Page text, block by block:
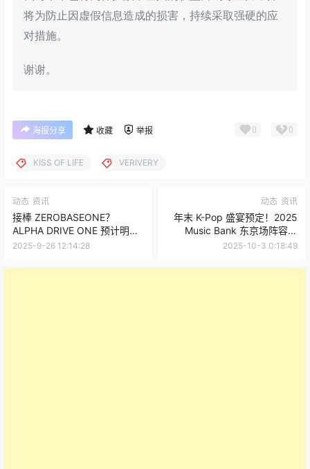
将为防止因虚假信息造成的损害，持续采取强硬的应
对措施。
谢谢。
海报分享 收藏 举报 0 0
KISS OF LIFE VERIVERY
动态 资讯
接棒 ZEROBASEONE？
ALPHA DRIVE ONE 预计明年
初出道，合约模式也不同以往
2025-9-26 12:14:28
动态 资讯
年末 K-Pop 盛宴预定！2025
Music Bank 东京场阵容官
宣，你的本命在吗？
2025-10-3 0:18:49